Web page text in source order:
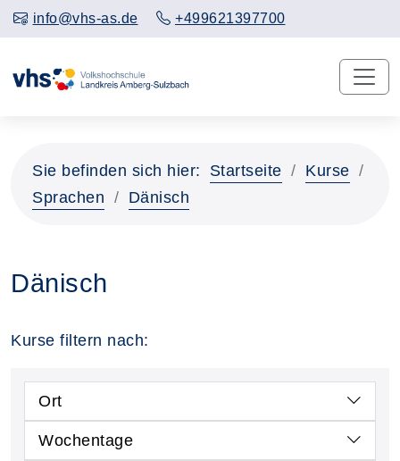
info@vhs-as.de +499621397700
Sie befinden sich hier: Startseite
Kurse
Sprachen
Dänisch
Dänisch
Kurse filtern nach:
Ort
Wochentage